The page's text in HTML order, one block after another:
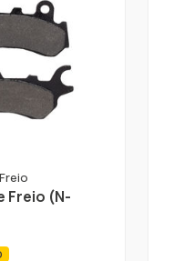
Freio (N-